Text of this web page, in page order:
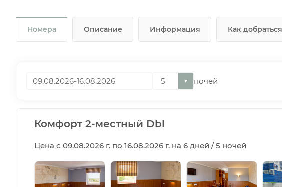
Номера Описание Информация Как добраться
▼ ночей
Комфорт 2-местный Dbl
Цена с 09.08.2026 г. по 16.08.2026 г. на 6 дней / 5 ночей